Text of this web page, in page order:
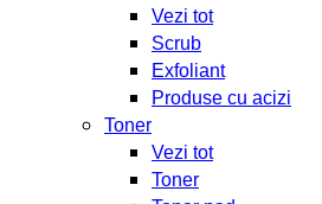
Vezi tot
Scrub
Exfoliant
Produse cu acizi
Toner
Vezi tot
Toner